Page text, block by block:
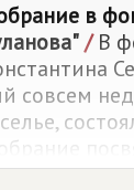
в
/В
совсем